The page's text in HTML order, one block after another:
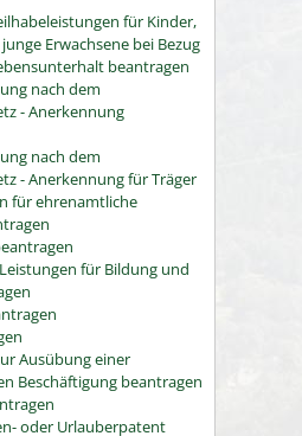
für Kinder,
Erwachsene bei Bezug
beantragen
nach dem
- Anerkennung
nach dem
- Anerkennung für Träger
für ehrenamtliche
für Bildung und
Ausübung einer
Beschäftigung beantragen
oder Urlauberpatent